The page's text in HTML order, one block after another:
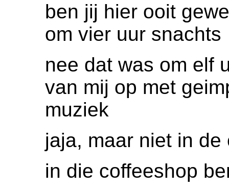
ben jij hier ooit
om vier uur snachts
nee dat was om elf
van mij op met
muziek
jaja, maar niet in de
in die coffeeshop